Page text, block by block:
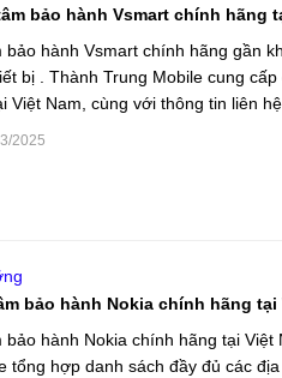
bảo hành Vsmart chính hãng
bảo hành Vsmart chính hãng gần
bị . Thành Trung Mobile cung
Việt Nam, cùng với thông tin liên
2025
bảo hành Nokia chính hãng tại
hành Nokia chính hãng tại Việt
tổng hợp danh sách đầy đủ các